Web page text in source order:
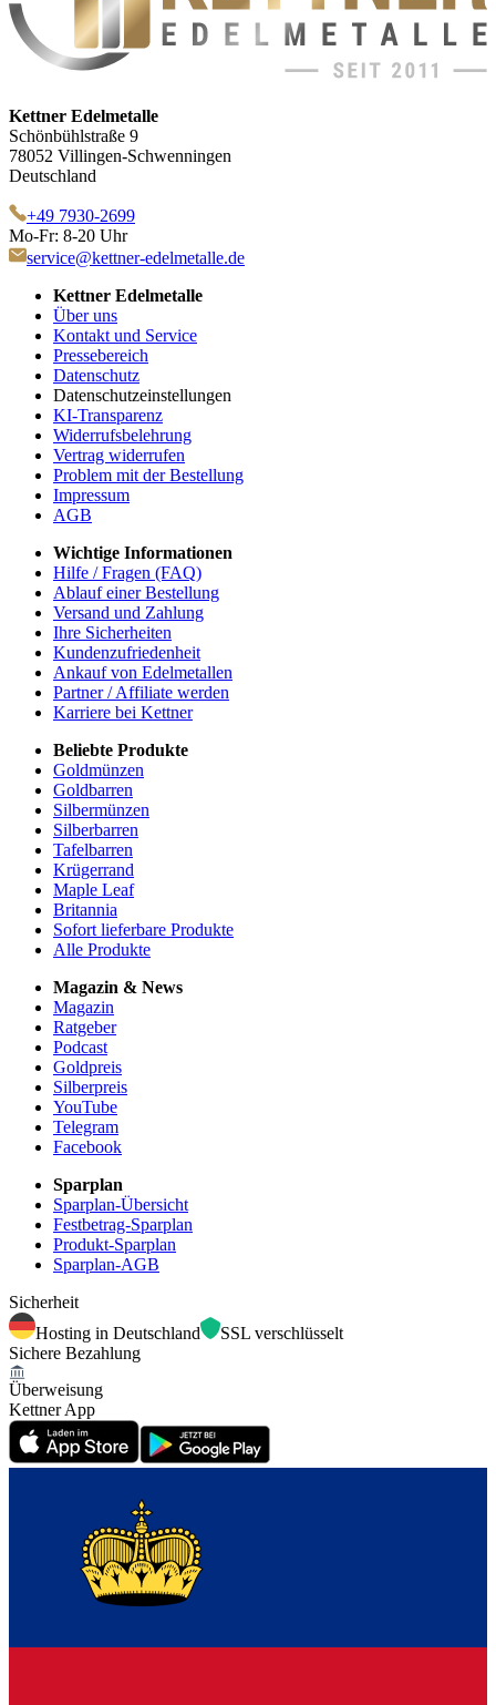
Kettner Edelmetalle
Schönbühlstraße 9
78052 Villingen-Schwenningen
Deutschland
+49 7930-2699
Mo-Fr: 8-20 Uhr
service@kettner-edelmetalle.de
Kettner Edelmetalle
Über uns
Kontakt und Service
Pressebereich
Datenschutz
Datenschutzeinstellungen
KI-Transparenz
Widerrufsbelehrung
Vertrag widerrufen
Problem mit der Bestellung
Impressum
AGB
Wichtige Informationen
Hilfe / Fragen (FAQ)
Ablauf einer Bestellung
Versand und Zahlung
Ihre Sicherheiten
Kundenzufriedenheit
Ankauf von Edelmetallen
Partner / Affiliate werden
Karriere bei Kettner
Beliebte Produkte
Goldmünzen
Goldbarren
Silbermünzen
Silberbarren
Tafelbarren
Krügerrand
Maple Leaf
Britannia
Sofort lieferbare Produkte
Alle Produkte
Magazin & News
Magazin
Ratgeber
Podcast
Goldpreis
Silberpreis
YouTube
Telegram
Facebook
Sparplan
Sparplan-Übersicht
Festbetrag-Sparplan
Produkt-Sparplan
Sparplan-AGB
Sicherheit
Hosting in Deutschland
SSL verschlüsselt
Sichere Bezahlung
Überweisung
Kettner App